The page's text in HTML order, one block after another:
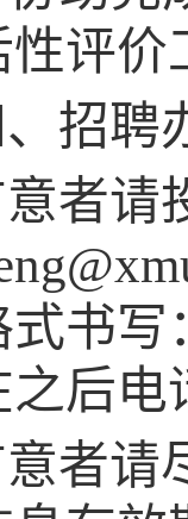
评价
、招聘
者请
式书写
之后电
者请